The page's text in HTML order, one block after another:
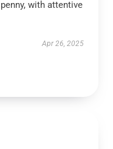
with attentive
Apr 26, 2025